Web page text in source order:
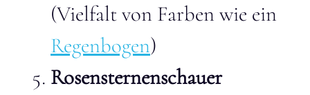
(Vielfalt von Farben wie ein
Regenbogen)
Rosensternenschauer